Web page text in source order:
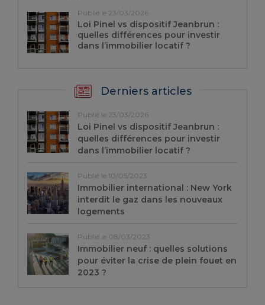
Publié le 23/03/2026
Loi Pinel vs dispositif Jeanbrun :
quelles différences pour investir
dans l’immobilier locatif ?
Derniers articles
Publié le 23/03/2026
Loi Pinel vs dispositif Jeanbrun :
quelles différences pour investir
dans l’immobilier locatif ?
Publié le 10/05/2023
Immobilier international : New York
interdit le gaz dans les nouveaux
logements
Publié le 08/03/2023
Immobilier neuf : quelles solutions
pour éviter la crise de plein fouet en
2023 ?